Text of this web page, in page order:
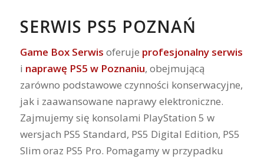
SERWIS PS5 POZNAŃ
Game Box Serwis oferuje profesjonalny serwis
i naprawę PS5 w Poznaniu, obejmującą
zarówno podstawowe czynności konserwacyjne,
jak i zaawansowane naprawy elektroniczne.
Zajmujemy się konsolami PlayStation 5 w
wersjach PS5 Standard, PS5 Digital Edition, PS5
Slim oraz PS5 Pro. Pomagamy w przypadku